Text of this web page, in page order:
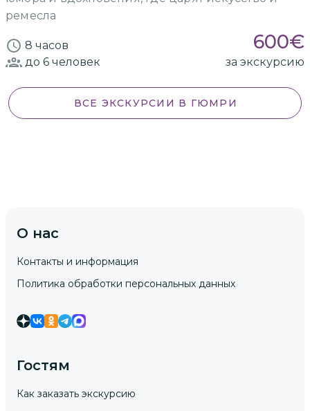
ремесла
8 часов 600€
до 6 человек за экскурсию
ВСЕ ЭКСКУРСИИ В ГЮМРИ
О нас
Контакты и информация
Политика обработки персональных данных
Гостям
Как заказать экскурсию